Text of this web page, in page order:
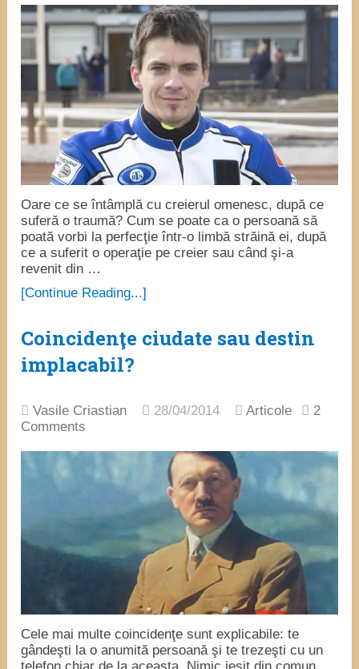
Oare ce se întâmplă cu creierul omenesc, după ce
suferă o traumă? Cum se poate ca o persoană să
poată vorbi la perfecţie într-o limbă străină ei, după
ce a suferit o operaţie pe creier sau când şi-a
revenit din …
[Continue Reading...]
Coincidenţe ciudate sau destin
implacabil?
Vasile Criastian 28/04/2014 Articole
2
Comments
Cele mai multe coincidenţe sunt explicabile: te
gândeşti la o anumită persoană şi te trezeşti cu un